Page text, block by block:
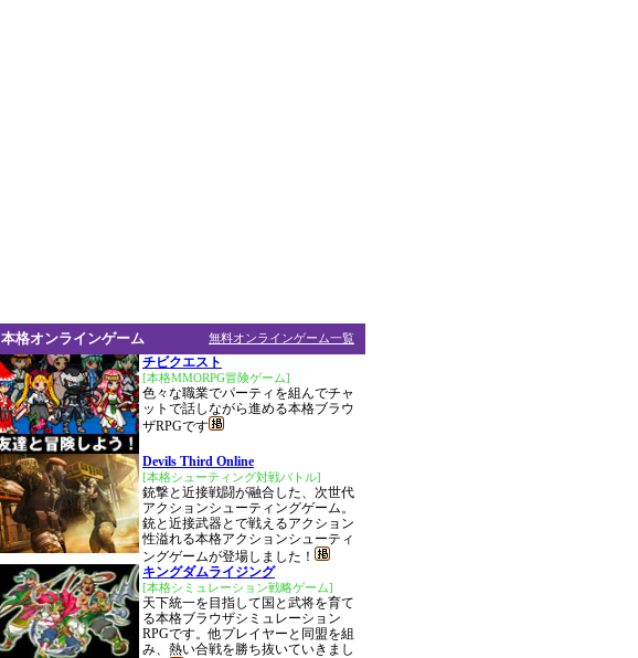
無料オンラインゲーム一覧
本格オンラインゲーム
チビクエスト
[本格MMORPG冒険ゲーム]
色々な職業でパーティを組んでチャ
ットで話しながら進める本格ブラウ
ザRPGです
Devils Third Online
[本格シューティング対戦バトル]
銃撃と近接戦闘が融合した、次世代
アクションシューティングゲーム。
銃と近接武器とで戦えるアクション
性溢れる本格アクションシューティ
ングゲームが登場しました！
キングダムライジング
[本格シミュレーション戦略ゲーム]
天下統一を目指して国と武将を育て
る本格ブラウザシミュレーション
RPGです。他プレイヤーと同盟を組
み、熱い合戦を勝ち抜いていきまし